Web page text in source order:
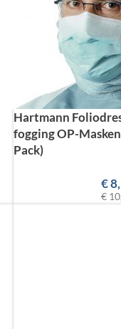
Hartmann
fogging OP-
Pack)
€
€